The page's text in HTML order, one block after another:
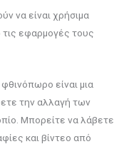
να είναι χρήσιμα
εφαρμογές τους
φθινόπωρο είναι μια
την αλλαγή των
Μπορείτε να λάβετε
και βίντεο από